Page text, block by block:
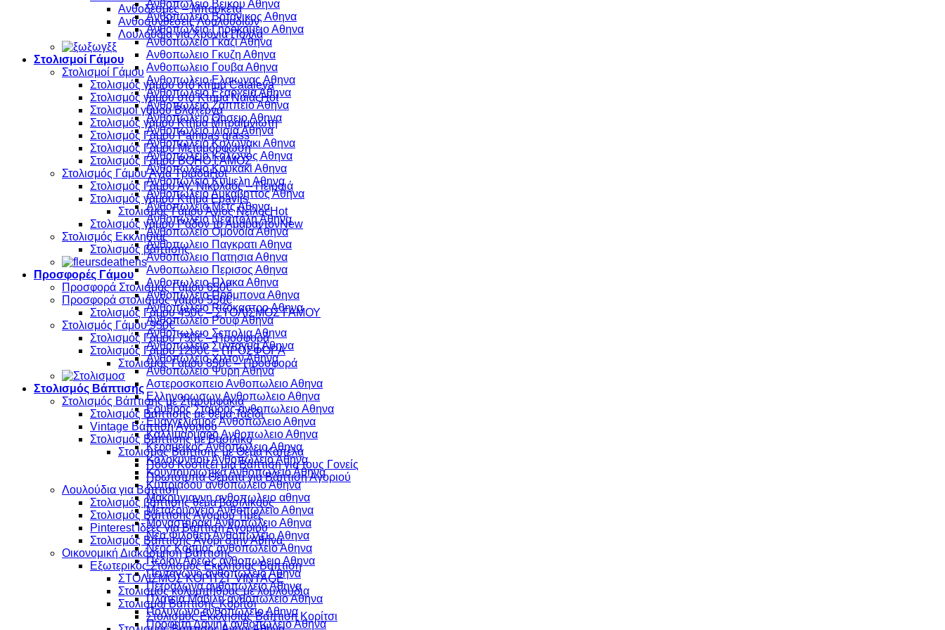
Ανθοδέσμες – Μπουκέτα
Ανθοσυνθέσεις Λουλουδιών
Λουλούδια για Χρόνια Πολλά
Στολισμοί Γάμου
Στολισμοί Γάμου
Στολισμός γάμου στό κτήμα Cataleya
Στολισμός γάμου στο Κτήμα Ναϊάς
Στολισμοί γάμου Βλαχέρνα
Στολισμός γάμου Κτήμα Μπραϊμνιώτη
Στολισμός Γάμου Pampas grass
Στολισμός Γάμου Μεταμόρφωση
Στολισμός Γάμου BOHO ΓΑΜΟΣ
Στολισμός Γάμου Αγία Τριάδα
Στολισμός Γάμου Άγ. Νικόλαος – Πειραιά
Στολισμός γάμου Κτήμα Epavlis
Στολισμός Γάμου Άγιος Νείλος
Στολισμός γάμου Ρόδον το Αμάραντον
Στολισμός Εκκλησίας
Στολισμός βάπτισης
Προσφορές Γάμου
Προσφορά Στολισμός Γάμου 650€
Προσφορά στολισμός γάμου 550€
Στολισμός Γάμου 450€ – ΣΤΟΛΙΣΜΟΣ ΓΑΜΟΥ
Στολισμός Γάμου 950€
Στολισμός Γάμου 750€ – Προσφορά
Στολισμός Γάμου 1200€ – ΠΡΟΣΦΟΡΑ
Στολισμός Γάμου 850€ – Προσφορά
Στολισμός Βάπτισης
Στολισμός Βάπτισης με Στρουμφάκια
Στολισμός Βάπτισης με θέμα Ταξίδι
Vintage Βάπτιση Αγοριού
Στολισμός Βάπτισης με Βασιλικό
Στολισμός Βάπτισης με Θέμα Καπέλα
Πόσο Κοστίζει μια Βάπτιση για τους Γονείς
Πρωτότυπα Θέματα για Βάπτιση Αγοριού
Λουλούδια για Βάπτιση
Στολισμός βάπτισης θέμα βασιλικούς
Στολισμός Βάπτισης Αγοριού Τιμές
Pinterest Ιδέες για Βάπτιση Αγοριού
Στολισμός Βάπτισης Αγόρι στην Αθήνα
Οικονομική Διακόσμηση Βάπτισης
Εξωτερικός Στολισμός Εκκλησίας Βάπτιση
ΣΤΟΛΙΣΜΟΣ ΚΟΡΙΤΣΙ VINTAGE
Στολισμός κολυμπήθρας με λουλούδια
Στολισμοί Βάπτισης Κορίτσι
Στολισμός Εκκλησίας Βάπτιση Κορίτσι
Ανθοπωλειο Βεικου Αθηνα
Ανθοπωλειο Βοτανικος Αθηνα
Ανθοπωλειο Γηροκομειο Αθηνα
Ανθοπωλειο Γκαζι Αθηνα
Ανθοπωλειο Γκυζη Αθηνα
Ανθοπωλειο Γουβα Αθηνα
Ανθοπωλειο Ελαιωνας Αθηνα
Ανθοπωλειο Εξαρχεια Αθηνα
Ανθοπωλειο Ζαππειο Αθηνα
Ανθοπωλειο Θησειο Αθηνα
Ανθοπωλειο Ιλισια Αθηνα
Ανθοπωλειο Κολωνακι Αθηνα
Ανθοπωλειο Κολωνος Αθηνα
Ανθοπωλειο Κουκακι Αθηνα
Ανθοπωλειο Κυψελη Αθηνα
Ανθοπωλειο Λυκαβηττος Αθηνα
Ανθοπωλειο Μετς Αθηνα
Ανθοπωλειο Νεαπολη Αθηνα
Ανθοπωλειο Ομονοια Αθηνα
Ανθοπωλειο Παγκρατι Αθηνα
Ανθοπωλειο Πατησια Αθηνα
Ανθοπωλειο Περισος Αθηνα
Ανθοπωλειο Πλακα Αθηνα
Ανθοπωλειο Προμπονα Αθηνα
Ανθοπωλειο Ριζοκαστρο Αθηνα
Ανθοπωλειο Ρουφ Αθηνα
Ανθοπωλειο Σεπολια Αθηνα
Ανθοπωλειο Συνταγμα Αθηνα
Ανθοπωλειο Χιλτον Αθηνα
Ανθοπωλειο Ψυρη Αθηνα
Αστεροσκοπειο Ανθοπωλειο Αθηνα
Ελληνορωσων Ανθοπωλειο Αθηνα
Ερυθρος Σταυρος ανθοπωλειο Αθηνα
Ευαγγελισμος Ανθοπωλειο Αθηνα
Καλλιμαρμαρο Ανθοπωλειο Αθηνα
Κεραμεικος Ανθοπωλειο Αθηνα
Κολοκυνθου Ανθοπωλειο Αθηνα
Κουντουριωτικα Ανθοπωλειο Αθηνα
Κυπριαδου ανθοπωλειο Αθηνα
Μακρυγιαννη ανθοπωλειο αθηνα
Μεταξουργειο Ανθοπωλειο Αθηνα
Μοναστηρακι Ανθοπωλειο Αθηνα
Νεα Φιλοθεη Ανθοπωλειο Αθηνα
Νεος Κοσμος ανθοπωλειο Αθηνα
Πεδιον Αρεως ανθοπωλειο Αθηνα
Πενταγωνο ανθοπωλειο Αθηνα
Πετραλωνα ανθοπωλειο Αθηνα
Πλατεια Μαβιλη ανθοπωλειο Αθηνα
Πολυγωνο ανθοπωλειο Αθηνα
Προφητη Δανιηλ ανθοπωλειο Αθηνα